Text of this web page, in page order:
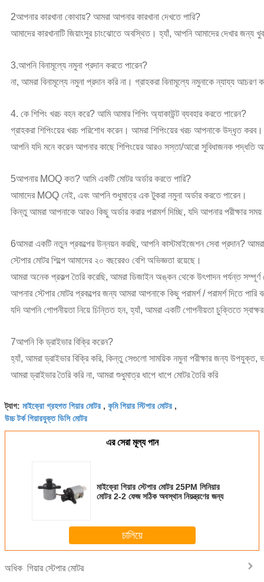
2আপনার কারখানা কোথায়? আমরা আপনার কারখানা দেখতে পারি?
আমাদের কারখানাটি জিয়াংসুর চাংঝোতে অবস্থিত। হ্যাঁ, আপনি আমাদের দেখার জন্য
3.আপনি বিনামূল্যে নমুনা প্রদান করতে পারেন?
না, আমরা বিনামূল্যে নমুনা প্রদান করি না। গ্রাহকরা বিনামূল্যে নমুনাকে ন্যায্য আচরণ
4. কে শিপিং খরচ বহন করে? আমি আমার শিপিং অ্যাকাউন্ট ব্যবহার করতে পারেন?
গ্রাহকরা শিপিংয়ের খরচ পরিশোধ করেন। আমরা শিপিংয়ের খরচ আপনাকে উদ্ধৃত করব।
আপনি যদি মনে করেন আপনার কাছে শিপিংয়ের আরও সস্তা/আরো সুবিধাজনক পদ্ধতি
5আপনার MOQ কত? আমি একটি মোটর অর্ডার করতে পারি?
আমাদের MOQ নেই, এবং আপনি শুধুমাত্র এক টুকরা নমুনা অর্ডার করতে পারেন।
কিন্তু আমরা আপনাকে আরও কিছু অর্ডার করার পরামর্শ দিচ্ছি, যদি আপনার পরীক্ষার
6আমরা একটি নতুন প্রকল্পের উন্নয়ন করছি, আপনি কাস্টমাইজেশন সেবা প্রদান?
স্টেপার মোটর শিল্পে আমাদের ২০ বছরেরও বেশি অভিজ্ঞতা রয়েছে।
আমরা অনেক প্রকল্প তৈরি করেছি, আমরা ডিজাইন অঙ্কন থেকে উৎপাদন পর্যন্ত সম্পূর্ণ
আপনার স্টেপার মোটর প্রকল্পের জন্য আমরা আপনাকে কিছু পরামর্শ / পরামর্শ দিতে পারি
যদি আপনি গোপনীয়তা নিয়ে চিন্তিত হন, হ্যাঁ, আমরা একটি গোপনীয়তা চুক্তিতে
7আপনি কি ড্রাইভার বিক্রি করেন?
হ্যাঁ, আমরা ড্রাইভার বিক্রি করি, কিন্তু সেগুলো সাময়িক নমুনা পরীক্ষার জন্য
আমরা ড্রাইভার তৈরি করি না, আমরা শুধুমাত্র ধাপে ধাপে মোটর তৈরি করি
ট্যাগ: মাইক্রো গ্রহগত গিয়ার মোটর , কৃমি গিয়ার স্টিপার মোটর ,
উচ্চ টর্ক গিয়ারযুক্ত ডিসি মোটর
এর সেরা মূল্য পান
মাইক্রো গিয়ার স্টেপার মোটর 25PM লিনিয়ার
মোটর 2-2 ফেজ সঠিক অবস্থান নিয়ন্ত্রণের জন্য
চালিয়ে
অধিক গিয়ার স্টেপার মোটর